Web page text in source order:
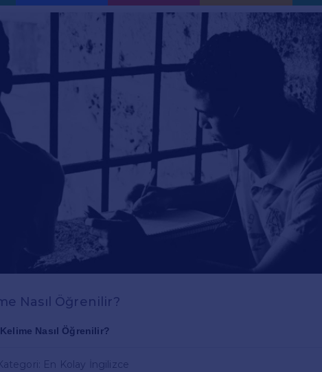
Nasıl Öğrenilir?
Nasıl Öğrenilir?
Kategori: En Kolay İngilizce